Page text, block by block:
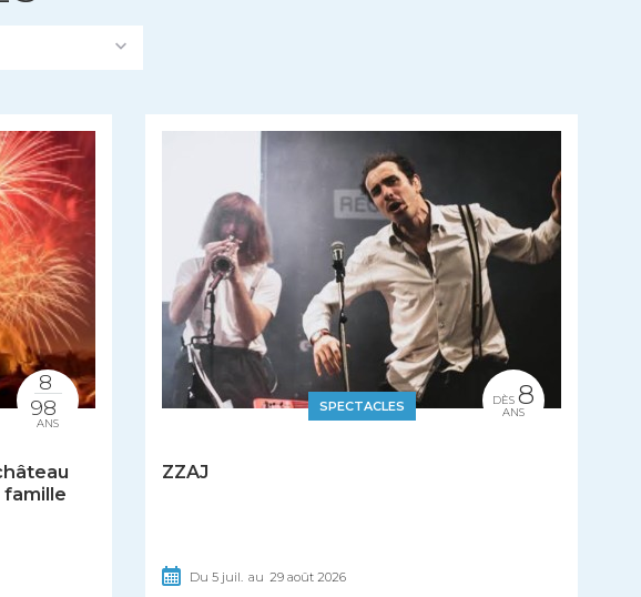
famille
8
98
ANS
SPECTACLES
ZZAJ
Du5 juil. au 29août 2026
DÈS8
ANS